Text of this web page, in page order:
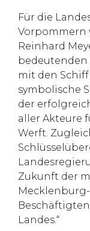
Für die
Vorpommern
Reinhard
mit den
symbolische
der
aller Akteure
Werft.
Zukunft der
Landes.“